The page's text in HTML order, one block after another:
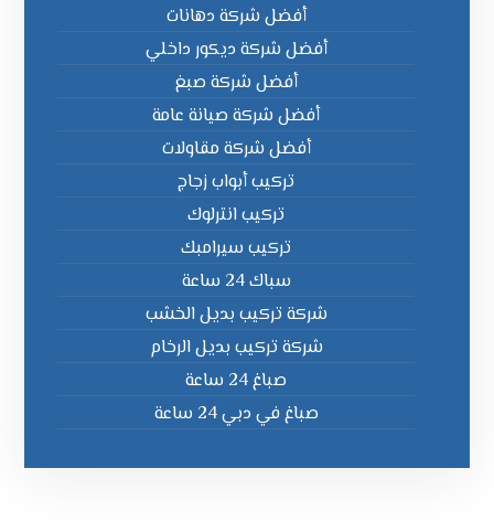
أفضل شركة دهانات
أفضل شركة ديكور داخلي
أفضل شركة صبغ
أفضل شركة صيانة عامة
أفضل شركة مقاولات
تركيب أبواب زجاج
تركيب انترلوك
تركيب سيرامبك
سباك 24 ساعة
شركة تركيب بديل الخشب
شركة تركيب بديل الرخام
صباغ 24 ساعة
صباغ في دبي 24 ساعة